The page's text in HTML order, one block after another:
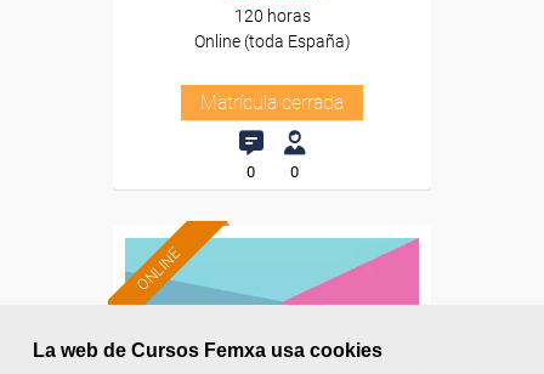
La web de Cursos Femxa usa cookies
120 horas
Online (toda España)
Matrícula cerrada
0 0
ONLINE